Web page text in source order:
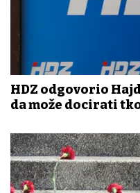
HDZ odgovorio
da može docirati